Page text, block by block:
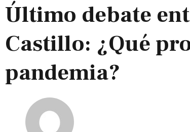
Último debate
Castillo: ¿Qué
pandemia?